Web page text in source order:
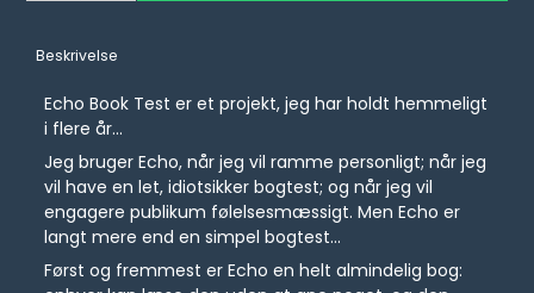
Beskrivelse
Echo Book Test er et projekt, jeg har holdt hemmeligt
i flere år...
Jeg bruger Echo, når jeg vil ramme personligt; når jeg
vil have en let, idiotsikker bogtest; og når jeg vil
engagere publikum følelsesmæssigt. Men Echo er
langt mere end en simpel bogtest...
Først og fremmest er Echo en helt almindelig bog: